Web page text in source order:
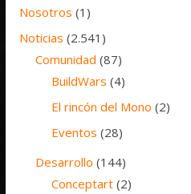
Nosotros (1)
Noticias (2.541)
Comunidad (87)
BuildWars (4)
El rincón del Mono (2)
Eventos (28)
Desarrollo (144)
Conceptart (2)